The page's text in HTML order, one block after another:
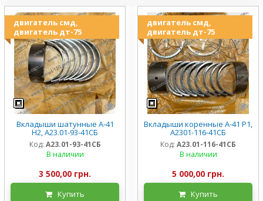
двигатель смд,
двигатель дт-75
Вкладыши шатунные А-41
Н2, А23.01-93-41СБ
Код: А23.01-93-41СБ
В наличии
3 500,00 грн.
Купить
двигатель смд,
двигатель дт-75
Вкладыши коренные А-41 Р1,
А2301-116-41СБ
Код: А23.01-116-41СБ
В наличии
5 000,00 грн.
Купить